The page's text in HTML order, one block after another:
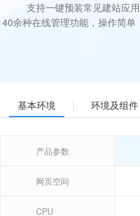
支持一键预装常见建站应
40余种在线管理功能，操作简单
基本环境 环境及组件
产品参数
网页空间
CPU